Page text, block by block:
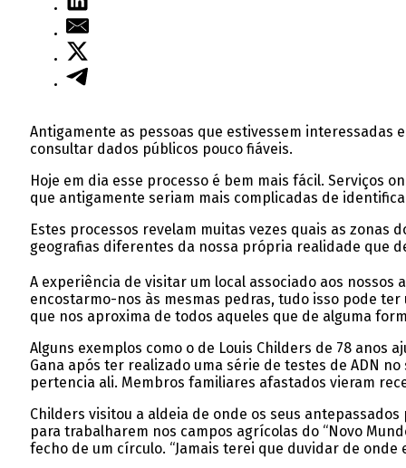
Antigamente as pessoas que estivessem
consultar dados públicos pouco fiáveis.
Hoje em dia esse processo é bem mais fácil. Serviços
que antigamente seriam mais complicadas de
Estes processos revelam muitas vezes quais as zonas
geografias diferentes da nossa própria realidade que
A experiência de visitar um local associado aos
encostarmo-nos às mesmas pedras, tudo isso pode
que nos aproxima de todos aqueles que de alguma
Alguns exemplos como o de Louis Childers de 78 anos
Gana após ter realizado uma série de testes de ADN
pertencia ali. Membros familiares afastados vieram
Childers visitou a aldeia de onde os seus
para trabalharem nos campos agrícolas do “Novo
fecho de um círculo. “Jamais terei que duvidar de